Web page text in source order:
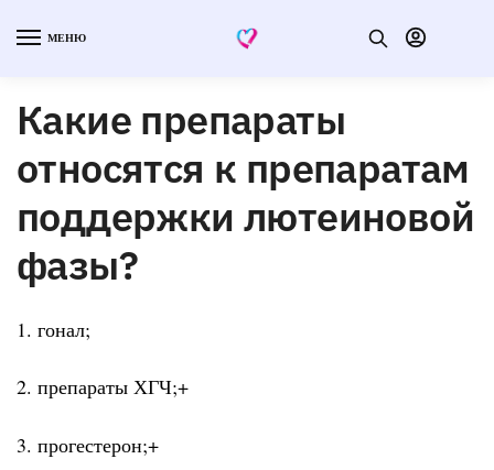
МЕНЮ
Какие препараты
относятся к препаратам
поддержки лютеиновой
фазы?
1. гонал;
2. препараты ХГЧ;+
3. прогестерон;+